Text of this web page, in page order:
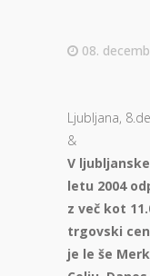
08.
Ljubljana,
&
V
letu 2004
z več kot
trgovski
je le še